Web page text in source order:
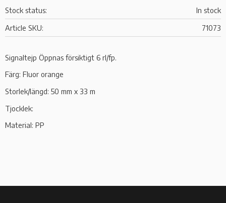
Stock status
In stock
Article SKU
71073
Signaltejp Öppnas försiktigt 6 rl/fp.
Färg: Fluor orange
Storlek/längd: 50 mm x 33 m
Tjocklek:
Material: PP